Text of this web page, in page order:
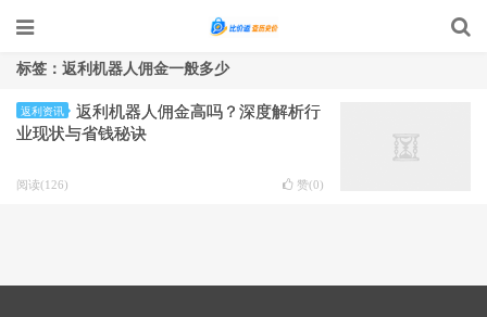
标签：返利机器人佣金一般多少
返利资讯
返利机器人佣金高吗？深度解析行
业现状与省钱秘诀
阅读(126) 赞(0)